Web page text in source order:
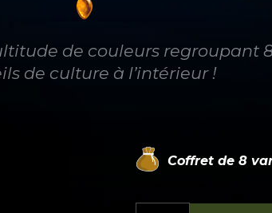
de couleurs regroupant
de culture à l’intérieur !
Coffret de 8